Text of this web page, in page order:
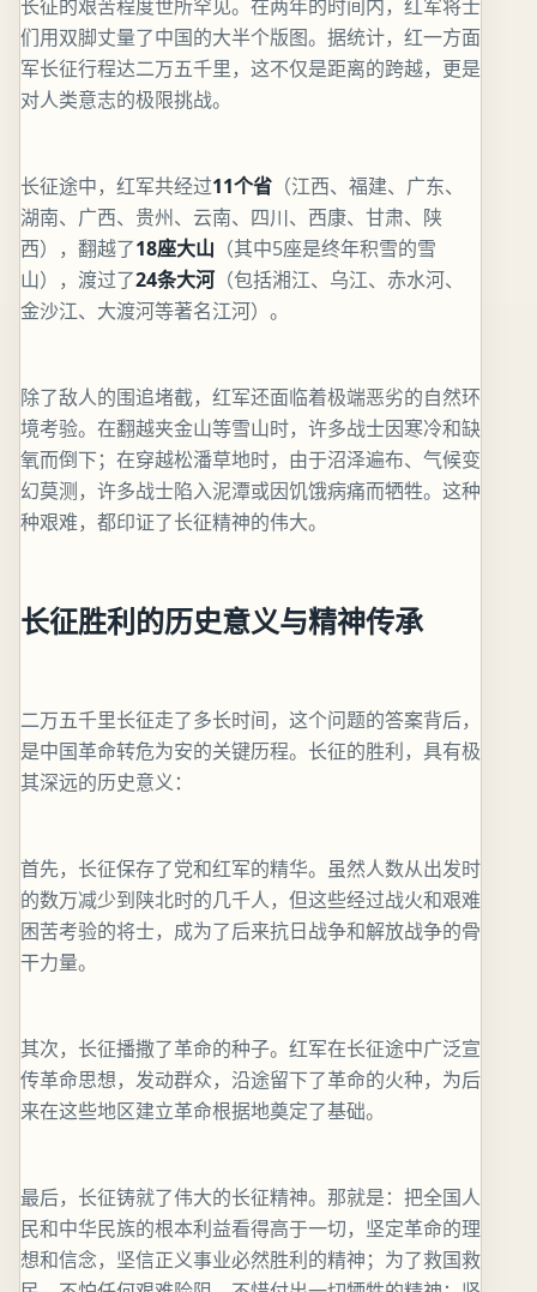
长征的艰苦程度世所罕见。在两年的时间内，红军将士
们用双脚丈量了中国的大半个版图。据统计，红一方面
军长征行程达二万五千里，这不仅是距离的跨越，更是
对人类意志的极限挑战。
长征途中，红军共经过11个省 （江西、福建、广东、
湖南、广西、贵州、云南、四川、西康、甘肃、陕
西），翻越了18座大山 （其中5座是终年积雪的雪
山），渡过了24条大河 （包括湘江、乌江、赤水河、
金沙江、大渡河等著名江河）。
除了敌人的围追堵截，红军还面临着极端恶劣的自然环
境考验。在翻越夹金山等雪山时，许多战士因寒冷和缺
氧而倒下；在穿越松潘草地时，由于沼泽遍布、气候变
幻莫测，许多战士陷入泥潭或因饥饿病痛而牺牲。这种
种艰难，都印证了长征精神的伟大。
长征胜利的历史意义与精神传承
二万五千里长征走了多长时间，这个问题的答案背后，
是中国革命转危为安的关键历程。长征的胜利，具有极
其深远的历史意义：
首先，长征保存了党和红军的精华。虽然人数从出发时
的数万减少到陕北时的几千人，但这些经过战火和艰难
困苦考验的将士，成为了后来抗日战争和解放战争的骨
干力量。
其次，长征播撒了革命的种子。红军在长征途中广泛宣
传革命思想，发动群众，沿途留下了革命的火种，为后
来在这些地区建立革命根据地奠定了基础。
最后，长征铸就了伟大的长征精神。那就是：把全国人
民和中华民族的根本利益看得高于一切，坚定革命的理
想和信念，坚信正义事业必然胜利的精神；为了救国救